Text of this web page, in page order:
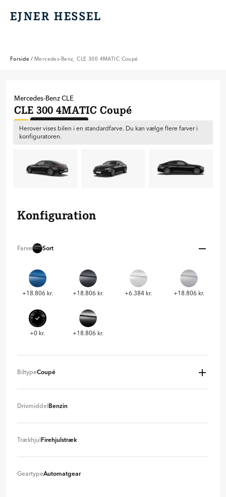
EJNER HESSEL
EJNER HESSEL
Forside / Mercedes-Benz, CLE 300 4MATIC Coupé
Mercedes-BenzCLE
CLE 300 4MATIC Coupé
Herover vises bilen i en standardfarve. Du kan vælge flere farver i
konfiguratoren.
Konfiguration
Farve Sort
+18.806 kr. +18.806 kr. +6.384 kr. +18.806 kr.
+0 kr. +18.806 kr.
BiltypeCoupé
Cabriolet + 178.400 kr.
DrivmiddelBenzin
TrækhjulFirehjulstræk
GeartypeAutomatgear